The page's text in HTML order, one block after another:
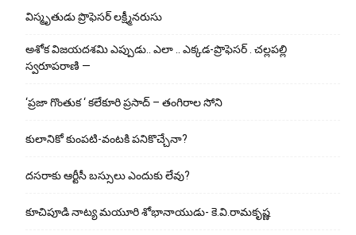
విస్మృతుడు ప్రొఫెసర్ లక్ష్మీనరుసు
అశోక విజ‌య‌ద‌శ‌మి ఎప్పుడు.. ఎలా .. ఎక్క‌డ‌-ప్రొఫెసర్ . చల్లపల్లి
స్వరూపరాణి —
‘ప్రజా గొంతుక ‘ కలేకూరి ప్రసాద్ – తంగిరాల సోని
కులానికో కుంప‌టి-వంట‌కి ప‌నికొచ్చేనా?
ద‌స‌రాకు ఆర్టీసీ బ‌స్సులు ఎందుకు లేవు?
కూచిపూడి నాట్య మ‌యూరి శోభానాయుడు- కె.వి.రామకృష్ణ